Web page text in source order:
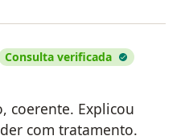
Consulta verificada
coerente. Explicou
com tratamento.